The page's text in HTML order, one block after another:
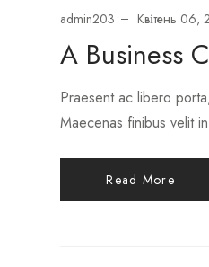
admin203 Квітень 06,
A Business
Praesent ac libero
Maecenas finibus velit
Read More